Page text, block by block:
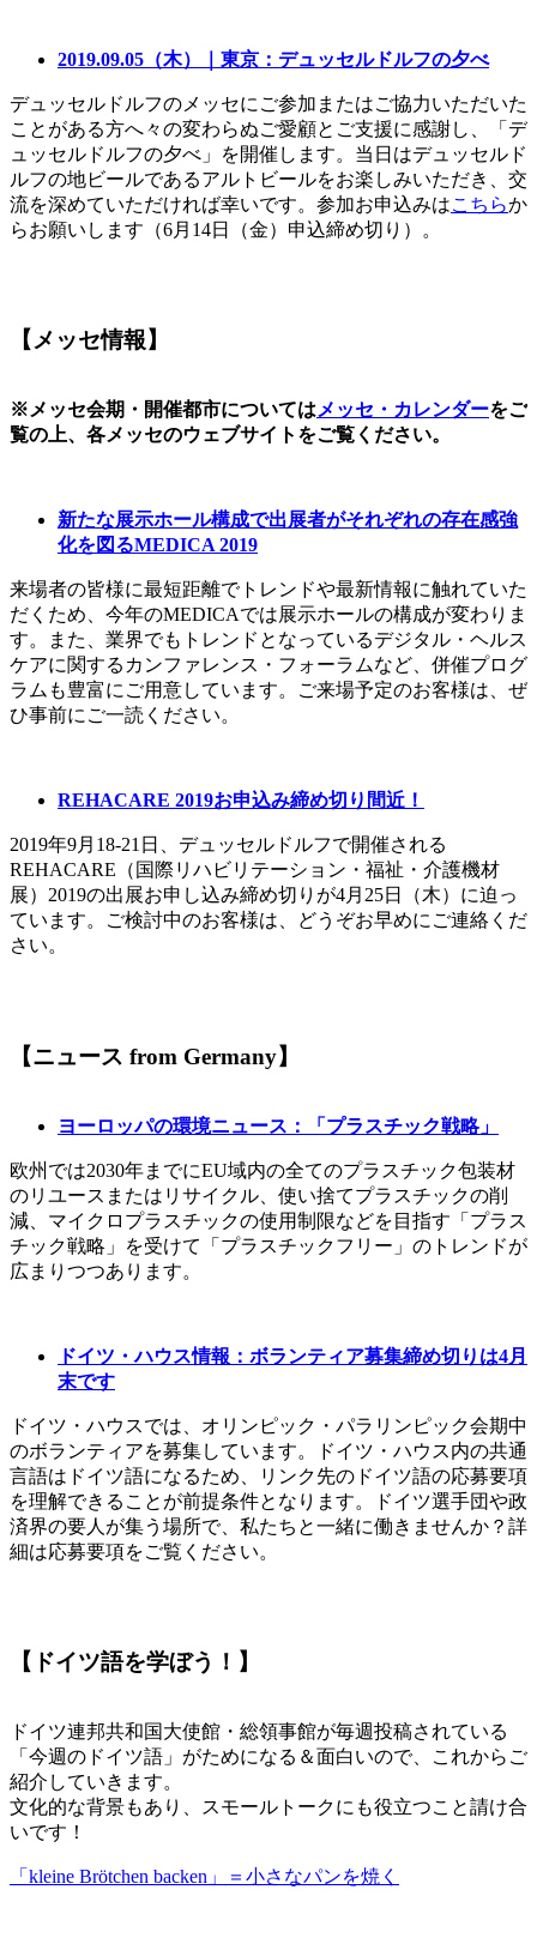
2019.09.05（木）｜東京：デュッセルドルフの夕べ
デュッセルドルフのメッセにご参加またはご協力いただいた
ことがある方へ々の変わらぬご愛顧とご支援に感謝し、「デ
ュッセルドルフの夕べ」を開催します。当日はデュッセルド
ルフの地ビールであるアルトビールをお楽しみいただき、交
流を深めていただければ幸いです。参加お申込みはこちらか
らお願いします（6月14日（金）申込締め切り）。
【メッセ情報】
※メッセ会期・開催都市については メッセ・カレンダーをご
覧の上、各メッセのウェブサイトをご覧ください。
新たな展示ホール構成で出展者がそれぞれの存在感強
化を図るMEDICA 2019
来場者の皆様に最短距離でトレンドや最新情報に触れていた
だくため、今年のMEDICAでは展示ホールの構成が変わりま
す。また、業界でもトレンドとなっているデジタル・ヘルス
ケアに関するカンファレンス・フォーラムなど、併催プログ
ラムも豊富にご用意しています。ご来場予定のお客様は、ぜ
ひ事前にご一読ください。
REHACARE 2019お申込み締め切り間近！
2019年9月18-21日、デュッセルドルフで開催される
REHACARE（国際リハビリテーション・福祉・介護機材
展）2019の出展お申し込み締め切りが4月25日（木）に迫っ
ています。ご検討中のお客様は、どうぞお早めにご連絡くだ
さい。
【ニュース from Germany】
ヨーロッパの環境ニュース：「プラスチック戦略」
欧州では2030年までにEU域内の全てのプラスチック包装材
のリユースまたはリサイクル、使い捨てプラスチックの削
減、マイクロプラスチックの使用制限などを目指す「プラス
チック戦略」を受けて「プラスチックフリー」のトレンドが
広まりつつあります。
ドイツ・ハウス情報：ボランティア募集締め切りは4月
末です
ドイツ・ハウスでは、オリンピック・パラリンピック会期中
のボランティアを募集しています。ドイツ・ハウス内の共通
言語はドイツ語になるため、リンク先のドイツ語の応募要項
を理解できることが前提条件となります。ドイツ選手団や政
済界の要人が集う場所で、私たちと一緒に働きませんか？詳
細は応募要項をご覧ください。
【ドイツ語を学ぼう！】
ドイツ連邦共和国大使館・総領事館が毎週投稿されている
「今週のドイツ語」がためになる＆面白いので、これからご
紹介していきます。
文化的な背景もあり、スモールトークにも役立つこと請け合
いです！
「kleine Brötchen backen」＝小さなパンを焼く